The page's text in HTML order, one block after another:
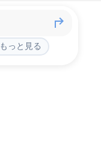
もっと見る